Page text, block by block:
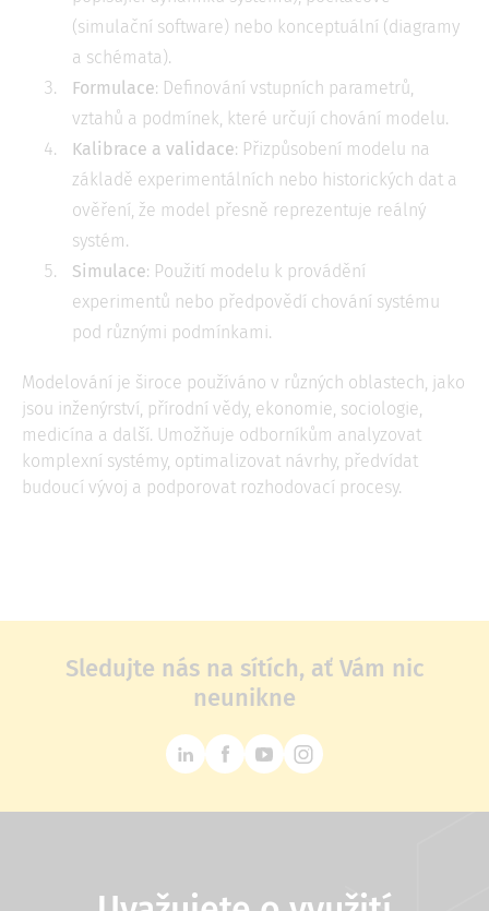
(simulační software) nebo konceptuální (diagramy
a schémata).
Formulace: Definování vstupních parametrů,
vztahů a podmínek, které určují chování modelu.
Kalibrace a validace: Přizpůsobení modelu na
základě experimentálních nebo historických dat a
ověření, že model přesně reprezentuje reálný
systém.
Simulace: Použití modelu k provádění
experimentů nebo předpovědí chování systému
pod různými podmínkami.
Modelování je široce používáno v různých oblastech, jako
jsou inženýrství, přírodní vědy, ekonomie, sociologie,
medicína a další. Umožňuje odborníkům analyzovat
komplexní systémy, optimalizovat návrhy, předvídat
budoucí vývoj a podporovat rozhodovací procesy.
Sledujte nás na sítích, ať Vám nic
neunikne